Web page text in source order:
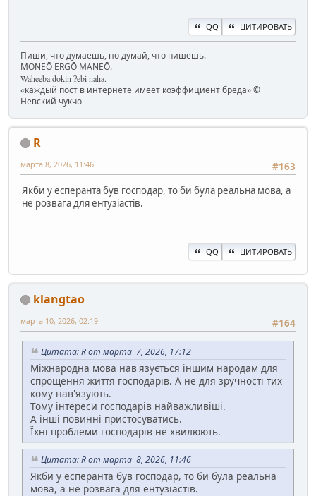
QQ ЦИТИРОВАТЬ
Пиши, что думаешь, но думай, что пишешь.
MONEŌ ERGŌ MANEŌ.
Waheeba dokin ʔebi naha.
«каждый пост в интернете имеет коэффициент бреда» ©
Невский чукчо
R
#163
марта 8, 2026, 11:46
Якби у есперанта був господар, то би була реальна мова, а
не розвага для ентузіастів.
QQ ЦИТИРОВАТЬ
klangtao
#164
марта 10, 2026, 02:19
Цитата: R от марта 7, 2026, 17:12
Міжнародна мова нав'язується іншим народам для
спрощення життя господарів. А не для зручності тих
кому нав'язують.
Тому інтереси господарів найважливіші.
А інші повинні пристосуватись.
Їхні проблеми господарів не хвилюють.
Цитата: R от марта 8, 2026, 11:46
Якби у есперанта був господар, то би була реальна
мова, а не розвага для ентузіастів.